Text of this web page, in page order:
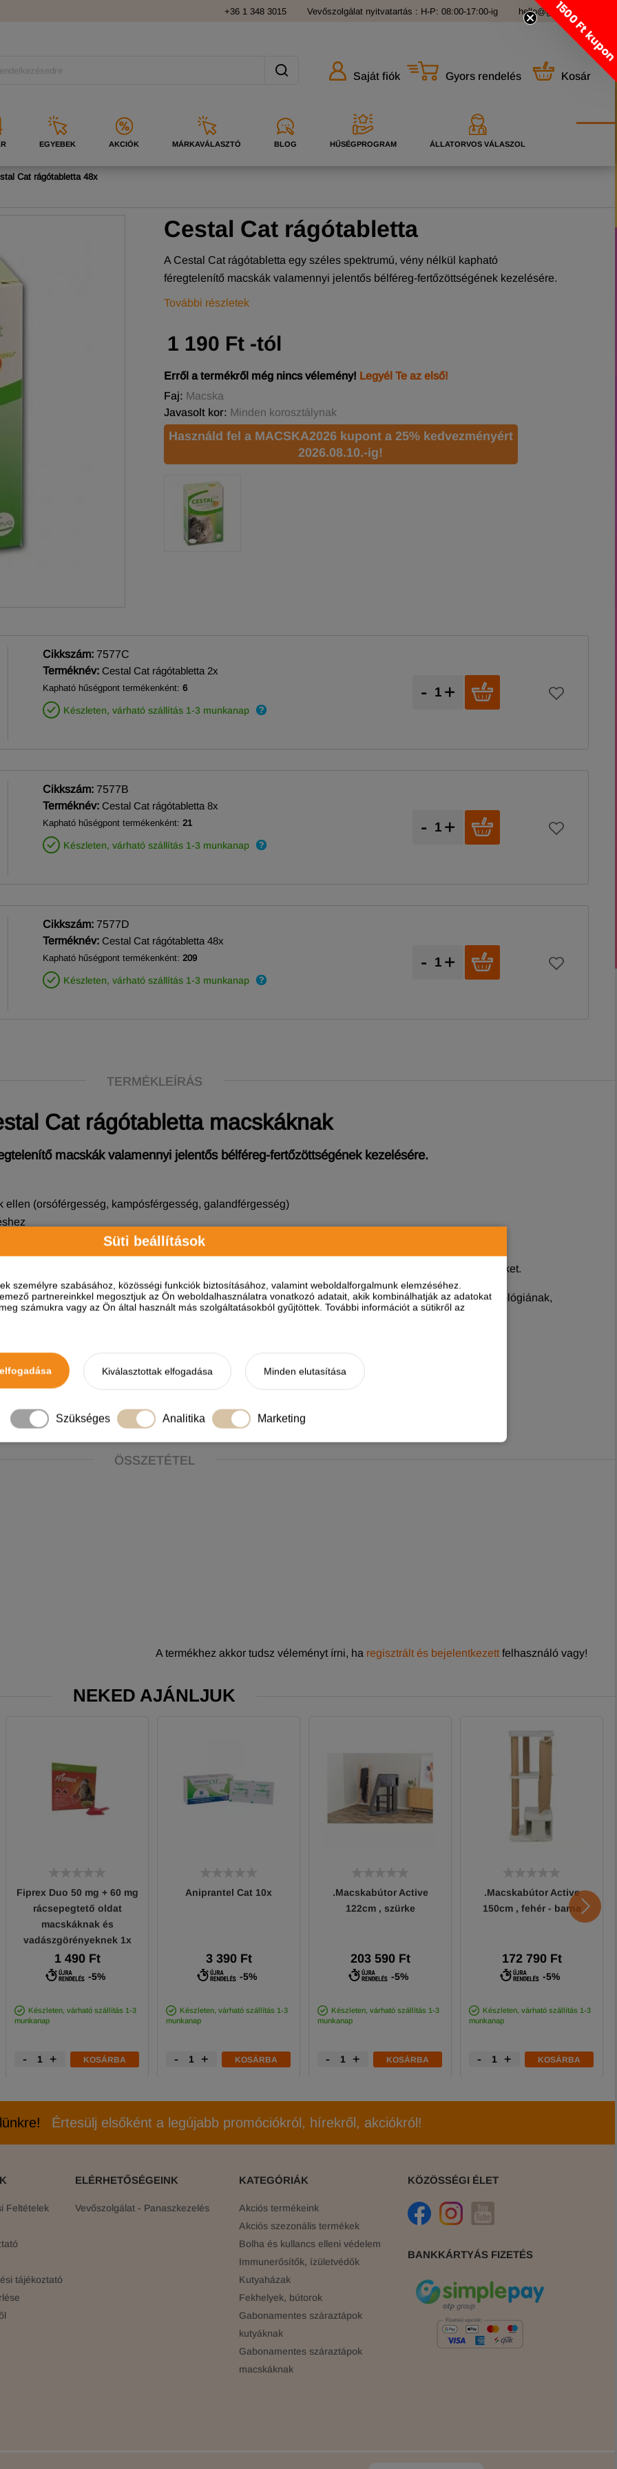
Süti beállítások
személyre szabásához, közösségi funkciók biztosításához, valamint weboldalforgalmunk elemzéséhez.
partnereinkkel megosztjuk az Ön weboldalhasználatra vonatkozó adatait, akik kombinálhatják az adatokat
számukra vagy az Ön által használt más szolgáltatásokból gyűjtöttek. További információt a sütikről az
Kiválasztottak elfogadása Minden elutasítása
Szükséges Analitika Marketing
+36 1 348 3015 Vevőszolgálat nyitvatartás : H-P: 08:00-17:00-ig hello@grandopet.hu
Saját fiók Gyors rendelés Kosár
EGYEBEK AKCIÓK MÁRKAVÁLASZTÓ BLOG HŰSÉGPROGRAM ÁLLATORVOS VÁLASZOL
Cat rágótabletta 48x
Cestal Cat rágótabletta
A Cestal Cat rágótabletta egy széles spektrumú, vény nélkül kapható
féregtelenítő macskák valamennyi jelentős bélféreg-fertőzöttségének kezelésére.
További részletek
1 190 Ft -tól
Erről a termékről még nincs vélemény! Legyél Te az első!
Faj: Macska
Javasolt kor: Minden korosztálynak
Használd fel a MACSKA2026 kupont a 25% kedvezményért
2026.08.10.-ig!
Cikkszám: 7577C
Terméknév: Cestal Cat rágótabletta 2x
Kapható hűségpont termékenként: 6
Készleten, várható szállítás 1-3 munkanap
+
-
Cikkszám: 7577B
Terméknév: Cestal Cat rágótabletta 8x
Kapható hűségpont termékenként: 21
Készleten, várható szállítás 1-3 munkanap
+
-
Cikkszám: 7577D
Terméknév: Cestal Cat rágótabletta 48x
Kapható hűségpont termékenként: 209
Készleten, várható szállítás 1-3 munkanap
+
-
TERMÉKLEÍRÁS
Cat rágótabletta macskáknak
macskák valamennyi jelentős bélféreg-fertőzöttségének kezelésére.
(orsóférgesség, kampósférgesség, galandférgesség)
idő alatt több termékfejlesztésen is átesett, hogy minél jobban kiszolgálhassa a folyton alakuló igényeket.
kapott, amelynek köszönhetően a gyomorban és a bélben válik szabaddá. Ennek a technológiának,
83%-a önként elfogyasztja.
vény nélkül kapható.
ide .
ÖSSZETÉTEL
A termékhez akkor tudsz véleményt írni, ha regisztrált és bejelentkezett felhasználó vagy!
NEKED AJÁNLJUK
Fiprex Duo 50 mg + 60 mg
rácsepegtető oldat
macskáknak és
vadászgörényeknek 1x
1 490 Ft
-5%
Készleten, várható szállítás 1-3
munkanap
- + KOSÁRBA
Aniprantel Cat 10x
3 390 Ft
-5%
Készleten, várható szállítás 1-3
munkanap
- + KOSÁRBA
.Macskabútor Active
122cm , szürke
203 590 Ft
-5%
Készleten, várható szállítás 1-3
munkanap
- + KOSÁRBA
.Macskabútor Active
150cm , fehér - barna
172 790 Ft
-5%
Készleten, várható szállítás 1-3
munkanap
- + KOSÁRBA
Értesülj elsőként a legújabb promóciókról, hírekről, akciókról!
Feltételek
tájékoztató
ELÉRHETŐSÉGEINK
Vevőszolgálat - Panaszkezelés
KATEGÓRIÁK
Akciós termékeink
Akciós szezonális termékek
Bolha és kullancs elleni védelem
Immunerősítők, ízületvédők
Kutyaházak
Fekhelyek, bútorok
Gabonamentes száraztápok
kutyáknak
Gabonamentes száraztápok
macskáknak
KÖZÖSSÉGI ÉLET
BANKKÁRTYÁS FIZETÉS
1500 Ft